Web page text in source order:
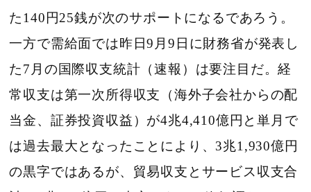
た140円25銭が次のサポートになるであろう。
一方で需給面では昨日9月9日に財務省が発表し
た7月の国際収支統計（速報）は要注目だ。経
常収支は第一次所得収支（海外子会社からの配
当金、証券投資収益）が4兆4,410億円と単月で
は過去最大となったことにより、3兆1,930億円
の黒字ではあるが、貿易収支とサービス収支合